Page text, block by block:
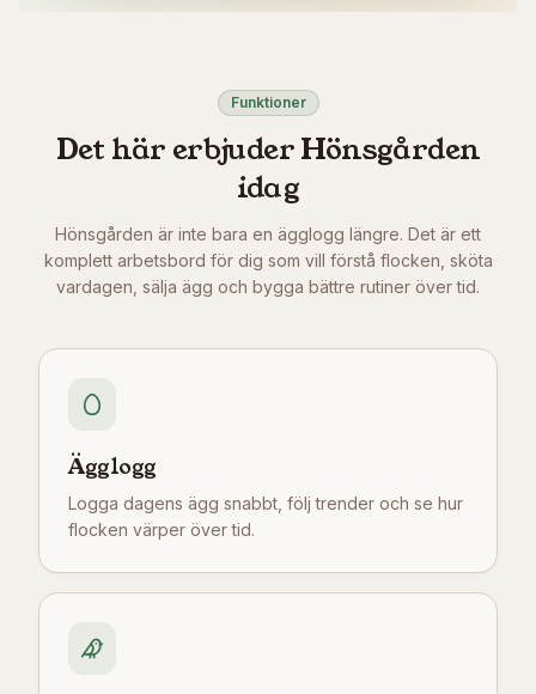
Funktioner
Det här erbjuder Hönsgården
idag
Hönsgården är inte bara en ägglogg längre. Det är ett
komplett arbetsbord för dig som vill förstå flocken, sköta
vardagen, sälja ägg och bygga bättre rutiner över tid.
Ägglogg
Logga dagens ägg snabbt, följ trender och se hur
flocken värper över tid.